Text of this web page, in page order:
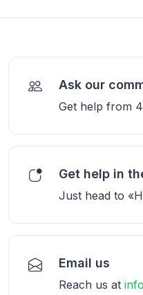
Ask our
Get help from
Get help in
Just head to
Email us
Reach us at